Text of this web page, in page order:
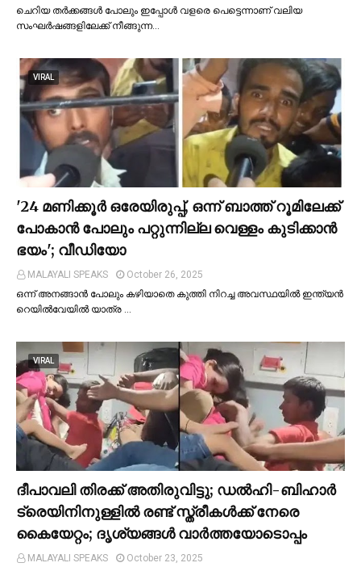
ചെറിയ തര്‍ക്കങ്ങള്‍ പോലും ഇപ്പോള്‍ വളരെ പെട്ടെന്നാണ് വലിയ
സംഘര്‍ഷങ്ങളിലേക്ക് നീങ്ങുന്ന…
VIRAL
'24 മണിക്കൂര്‍ ഒരേയിരുപ്പ്, ഒന്ന് ബാത്ത് റൂമിലേക്ക്
പോകാന്‍ പോലും പറ്റുന്നില്ല വെള്ളം കുടിക്കാന്‍
ഭയം'; വീഡിയോ
MALAYALI SPEAKS
October 26, 2025
ഒന്ന് അനങ്ങാന്‍ പോലും കഴിയാതെ കുത്തി നിറച്ച അവസ്ഥയില്‍ ഇന്ത്യന്‍
റെയില്‍വേയില്‍ യാത്ര …
VIRAL
ദീപാവലി തിരക്ക് അതിരുവിട്ടു; ഡല്‍ഹി-ബിഹാര്‍
ട്രെയിനിനുള്ളില്‍ രണ്ട് സ്ത്രീകള്‍ക്ക് നേരെ
കൈയേറ്റം; ദൃശ്യങ്ങള്‍ വാർത്തയോടൊപ്പം
MALAYALI SPEAKS
October 23, 2025